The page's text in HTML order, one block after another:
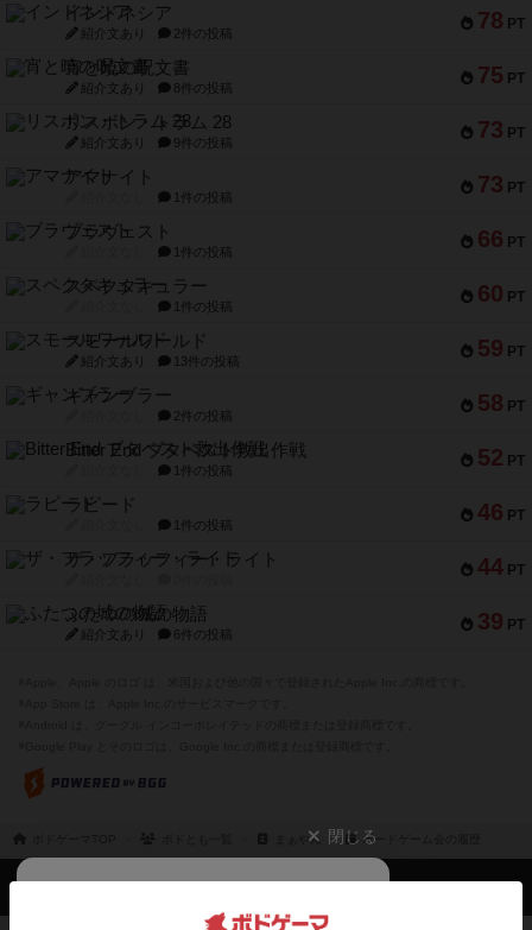
78 PT
インドネシア
紹介文あり 2件の投稿
75 PT
宵と暁の呪文書
紹介文あり 8件の投稿
73 PT
リスボン・トラム 28
紹介文あり 9件の投稿
73 PT
アマナイト
1件の投稿
66 PT
ブラヴェスト
1件の投稿
60 PT
スペクタキュラー
1件の投稿
59 PT
スモールワールド
紹介文あり 13件の投稿
58 PT
ギャンブラー
2件の投稿
52 PT
Bitter End ブタペスト救出作戦
1件の投稿
46 PT
ラピード
1件の投稿
44 PT
ザ・フラッフィー・ライト
39 PT
ふたつの城の物語
紹介文あり 6件の投稿
まぁやん ボードゲーム会の履歴
閉じる
て、
ボドゲーマTOP